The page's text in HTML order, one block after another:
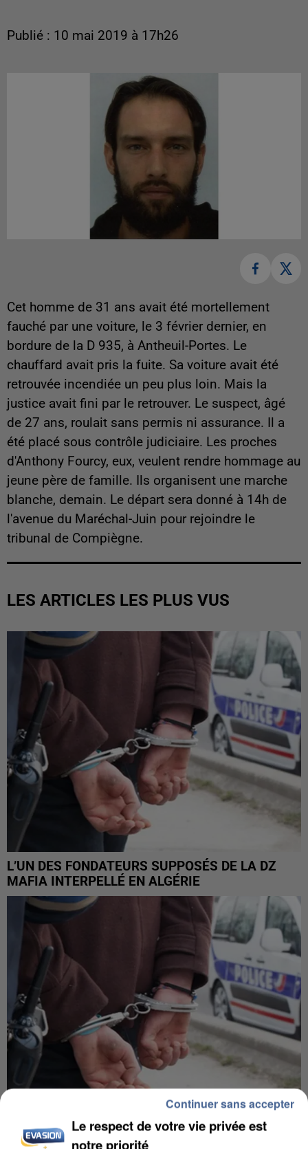
Publié : 10 mai 2019 à 17h26
Cet homme de 31 ans avait été mortellement
fauché par une voiture, le 3 février dernier, en
bordure de la D 935, à Antheuil-Portes. Le
chauffard avait pris la fuite. Sa voiture avait été
retrouvée incendiée un peu plus loin. Mais la
justice avait fini par le retrouver. Le suspect, âgé
de 27 ans, roulait sans permis ni assurance. Il a
été placé sous contrôle judiciaire. Les proches
d'Anthony Fourcy, eux, veulent rendre hommage au
jeune père de famille. Ils organisent une marche
blanche, demain. Le départ sera donné à 14h de
l'avenue du Maréchal-Juin pour rejoindre le
tribunal de Compiègne.
LES ARTICLES LES PLUS VUS
L’UN DES FONDATEURS SUPPOSÉS DE LA DZ
MAFIA INTERPELLÉ EN ALGÉRIE
UN SECOND CADRE DE LA DZ MAFIA
Le respect de votre vie privée est
notre priorité
Continuer sans accepter